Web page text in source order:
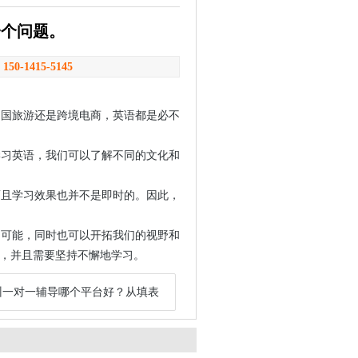
问题。
150-1415-5145
旅游还是跨境电商，英语都是必不
英语，我们可以了解不同的文化和
学习效果也并不是即时的。因此，
能，同时也可以开拓我们的视野和
并且需要坚持不懈地学习。
对一辅导哪个平台好？从填表